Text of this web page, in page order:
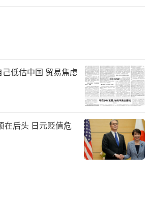
低估中国 贸易焦虑
在后头 日元贬值危